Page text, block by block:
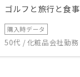
ゴルフと旅行と食
購入時データ
50代 / 化粧品会社勤務